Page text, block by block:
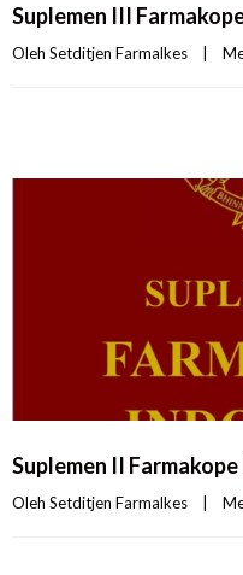
Suplemen III
Oleh Setditjen Farmalkes
Suplemen II
Oleh Setditjen Farmalkes